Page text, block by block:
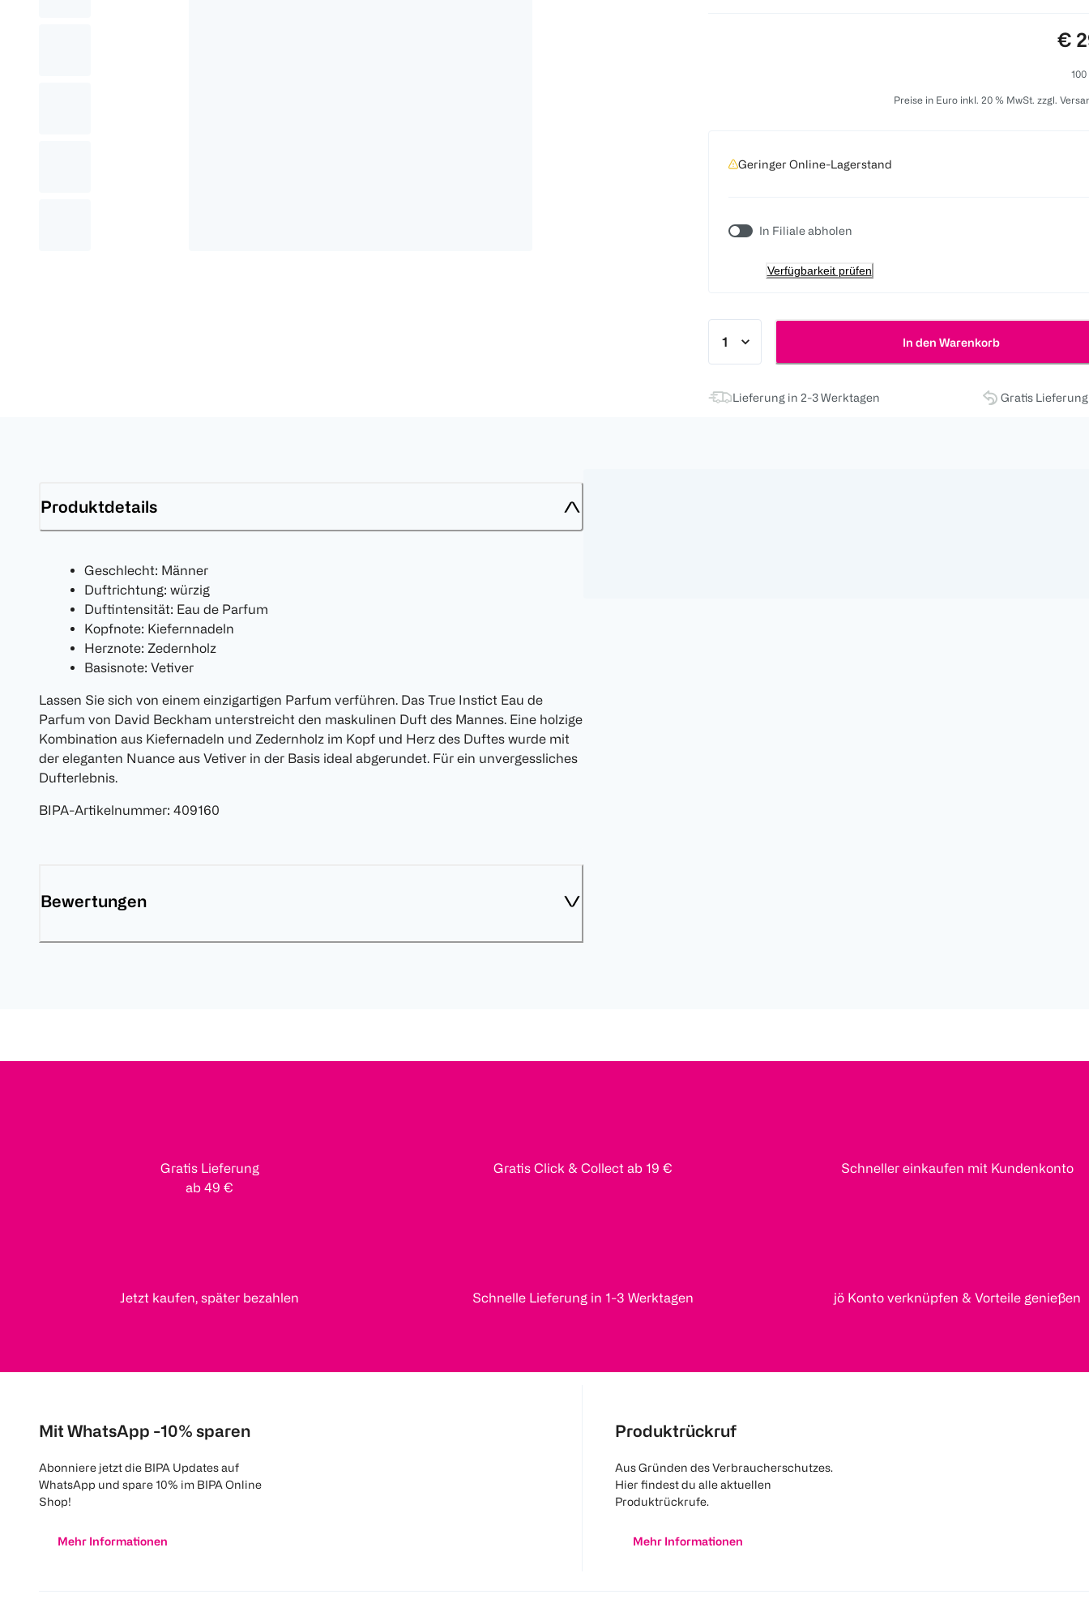
€
Preise in Euro inkl. 20 % MwSt. zzgl.
Geringer Online-Lagerstand
In Filiale abholen
Verfügbarkeit prüfen
In den Warenkorb
Lieferung in 2-3 Werktagen Gratis
Produktdetails
Geschlecht: Männer
Duftrichtung: würzig
Duftintensität: Eau de Parfum
Kopfnote: Kiefernnadeln
Herznote: Zedernholz
Basisnote: Vetiver
Lassen Sie sich von einem einzigartigen Parfum verführen. Das True Instict Eau de
Parfum von David Beckham unterstreicht den maskulinen Duft des Mannes. Eine holzige
Kombination aus Kiefernadeln und Zedernholz im Kopf und Herz des Duftes wurde mit
der eleganten Nuance aus Vetiver in der Basis ideal abgerundet. Für ein unvergessliches
Dufterlebnis.
BIPA-Artikelnummer: 409160
Bewertungen
Gratis Lieferung
ab 49 €
Gratis Click & Collect ab 19 € Schneller einkaufen mit Kundenkonto
Jetzt kaufen, später bezahlen Schnelle Lieferung in 1-3 Werktagen jö Konto verknüpfen & Vorteile genießen
Mit WhatsApp -10% sparen
Abonniere jetzt die BIPA Updates auf
WhatsApp und spare 10% im BIPA Online
Shop!
Mehr Informationen
Produktrückruf
Aus Gründen des Verbraucherschutzes.
Hier findest du alle aktuellen
Produktrückrufe.
Mehr Informationen